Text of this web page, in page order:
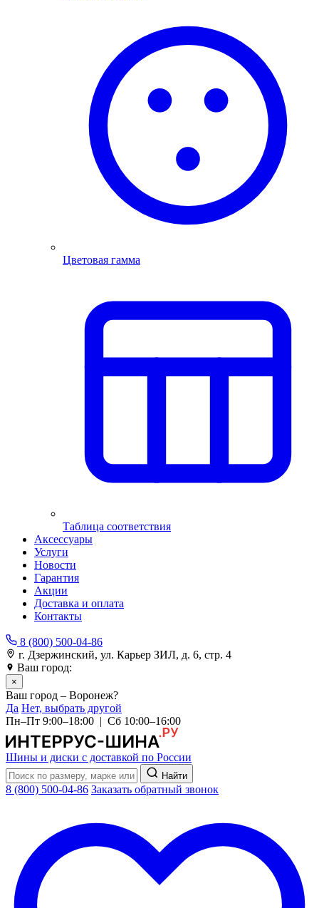
Цветовая гамма
Таблица соответствия
Аксессуары
Услуги
Новости
Гарантия
Акции
Доставка и оплата
Контакты
8 (800) 500-04-86
г. Дзержинский, ул. Карьер ЗИЛ, д. 6, стр. 4
Ваш город:
×
Ваш город – Воронеж?
Да Нет, выбрать другой
Пн–Пт 9:00–18:00 | Сб 10:00–16:00
Шины и диски с доставкой по России
Найти
8 (800) 500-04-86 Заказать обратный звонок